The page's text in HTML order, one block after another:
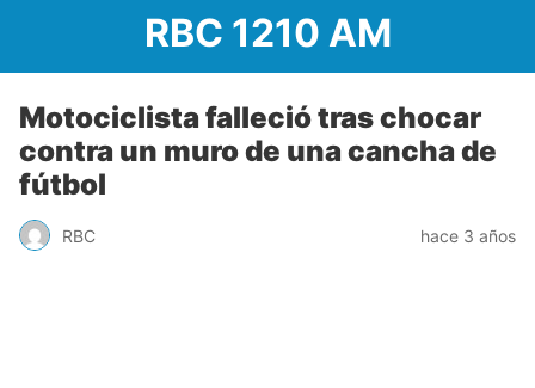
RBC 1210 AM
Motociclista falleció tras chocar
contra un muro de una cancha de
fútbol
RBC hace 3 años